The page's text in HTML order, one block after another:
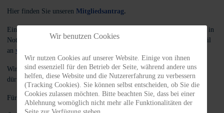
Hier finden Sie unseren Mitgliedsantrag.
Einfach ausfüllen, unterschreiben und uns zusenden! Per Post an Tiere in
Not Odenwald e.V., Am Morsberg 1, 64385 Reichelsheim oder per Mail
an verwaltung@tiere-in-not-odenwald.de
Wir freuen uns darauf, Sie schon bald als TiNO-Mitglied begrüßen zu
dürfen.
Für Sie zum Nachlesen unsere:Satzung
Wir benutzen Cookies
Wir nutzen Cookies auf unserer Website. Einige von ihnen
sind essenziell für den Betrieb der Seite, während andere uns
helfen, diese Website und die Nutzererfahrung zu verbessern
(Tracking Cookies). Sie können selbst entscheiden, ob Sie die
Cookies zulassen möchten. Bitte beachten Sie, dass bei einer
Ablehnung womöglich nicht mehr alle Funktionalitäten der
Seite zur Verfügung stehen.